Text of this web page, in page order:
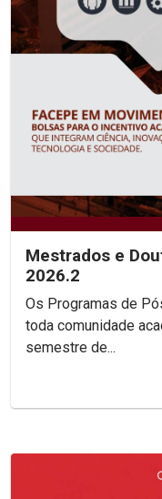
Mestrados e
2026.2
Os Programas de
toda comunidade
semestre de...